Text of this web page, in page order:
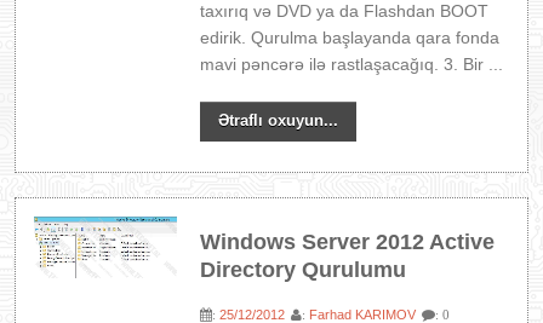
taxırıq və DVD ya da Flashdan BOOT
edirik. Qurulma başlayanda qara fonda
mavi pəncərə ilə rastlaşacağıq. 3. Bir ...
Ətraflı oxuyun...
Windows Server 2012 Active
Directory Qurulumu
:25/12/2012 : Farhad KARIMOV : 0